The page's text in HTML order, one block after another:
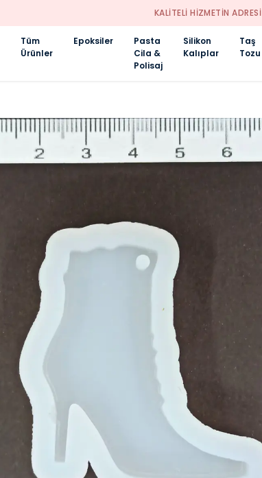
KALİTELİ HİZMETİN ADRESİ
Tüm
Ürünler
Epoksiler
Pasta
Cila &
Polisaj
Silikon
Kalıplar
Taş
Tozu